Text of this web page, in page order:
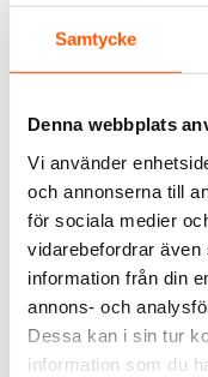
Samtycke
Denna webbplats
Vi använder
och annonserna till
för sociala medier
vidarebefordrar även
information från din
annons- och
Dessa kan i sin tur
information som du
2 av 2 varianter I webblager
Fresh